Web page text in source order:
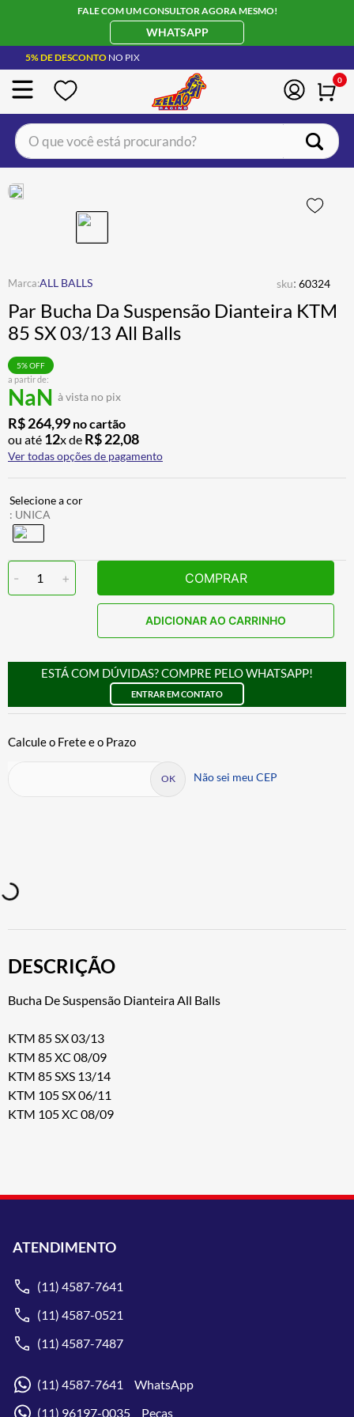
FALE COM UM CONSULTOR AGORA MESMO!
WHATSAPP
5% DE DESCONTO NO PIX
0
O que você está procurando?
ALL BALLS sku: 60324
Par Bucha Da Suspensão Dianteira KTM
85 SX 03/13 All Balls
a partir de:
NaN à vista no pix
5% OFF
R$264,99 no cartão
ou até 12x de R$22,08
Ver todas opções de pagamento
: UNICA
- 1 + COMPRAR
ADICIONAR AO CARRINHO
ESTÁ COM DÚVIDAS? COMPRE PELO WHATSAPP!
ENTRAR EM CONTATO
Não sei meu CEP
DESCRIÇÃO
Bucha De Suspensão Dianteira All Balls
KTM 85 SX 03/13
KTM 85 XC 08/09
KTM 85 SXS 13/14
KTM 105 SX 06/11
KTM 105 XC 08/09
ATENDIMENTO
(11) 4587-7641
(11) 4587-0521
(11) 4587-7487
(11) 4587-7641 WhatsApp
(11) 96197-0035 Peças
BOTA
4º ÓCULOS SOLAR
5 LUVA
6º BAU
7º
8 º AIROH
9º CALÇA
10º BOTAS